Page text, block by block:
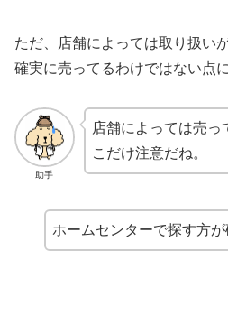
ただ、店舗によっては取り扱い
確実に売ってるわけではない点
助手
店舗によっては売っ
こだけ注意だね。
ホームセンターで探す方が